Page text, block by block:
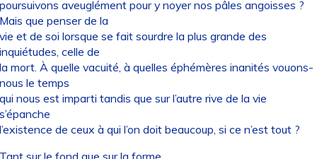
aveuglément pour y noyer nos pâles angoisses ?
que penser de la
et de soi lorsque se fait sourdre la plus grande des
celle de
mort. À quelle vacuité, à quelles éphémères inanités vouons-
le temps
nous est imparti tandis que sur l’autre rive de la vie
de ceux à qui l’on doit beaucoup, si ce n’est tout ?